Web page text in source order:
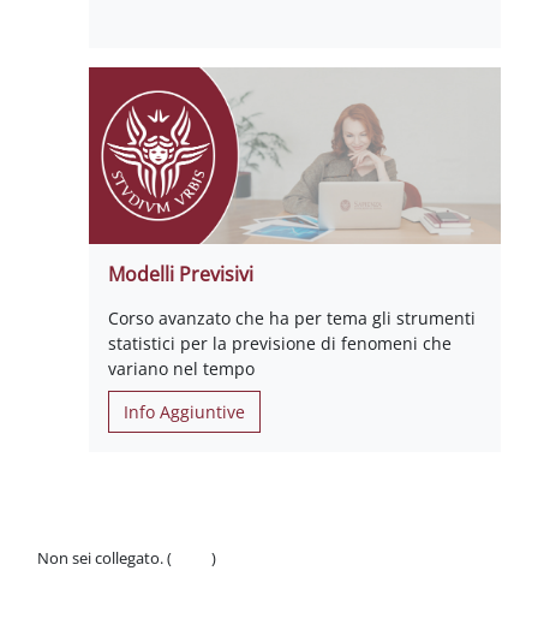
Modelli Previsivi
Corso avanzato che ha per tema gli strumenti
statistici per la previsione di fenomeni che
variano nel tempo
Info Aggiuntive
Non sei collegato. (
)